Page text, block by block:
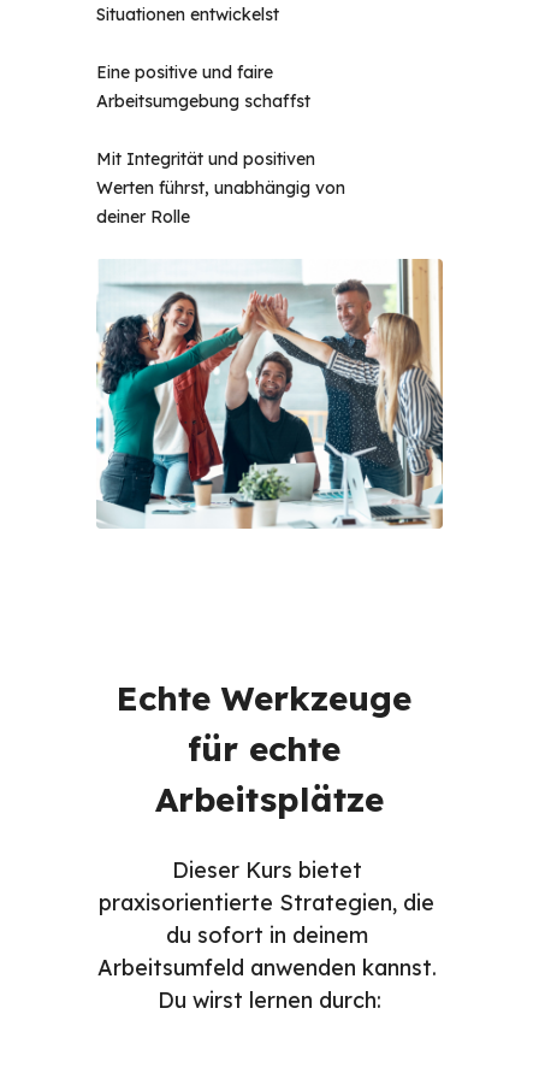
Situationen entwickelst
Eine positive und faire
Arbeitsumgebung schaffst
Mit Integrität und positiven
Werten führst, unabhängig von
deiner Rolle
Echte Werkzeuge
für echte
Arbeitsplätze
Dieser Kurs bietet
praxisorientierte Strategien, die
du sofort in deinem
Arbeitsumfeld anwenden kannst.
Du wirst lernen durch: